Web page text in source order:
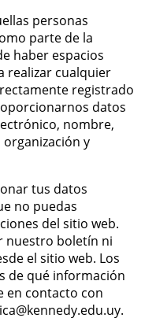
personas
parte de la
haber espacios
realizar cualquier
registrado
datos
nombre,
y
tus datos
no puedas
del sitio web.
nuestro boletín ni
el sitio web. Los
de qué información
en contacto con